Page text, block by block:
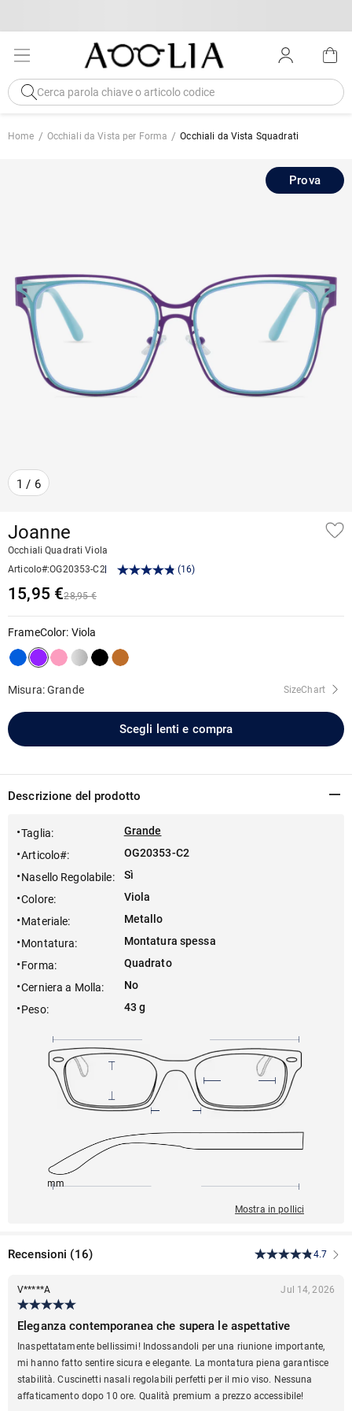
Home Occhiali da Vista per Forma Occhiali da Vista Squadrati
1 / 6
Prova
Joanne
Occhiali Quadrati Viola
Articolo#:OG20353-C2 (16)
15,95 €28,95 €
FrameColor: Viola
Misura: Grande SizeChart
Scegli lenti e compra
Descrizione del prodotto
Taglia:
Grande
Articolo#:
OG20353-C2
Nasello Regolabile:
Sì
Colore:
Viola
Materiale:
Metallo
Montatura:
Montatura spessa
Forma:
Quadrato
Cerniera a Molla:
No
Peso: 43 g
156mm
Mostra in pollici
Recensioni (16) 4.7
V*****A Jul 14, 2026
Eleganza contemporanea che supera le aspettative
Inaspettatamente bellissimi! Indossandoli per una riunione importante,
mi hanno fatto sentire sicura e elegante. La montatura piena garantisce
stabilità. Cuscinetti nasali regolabili perfetti per il mio viso. Nessuna
affaticamento dopo 10 ore. Qualità premium a prezzo accessibile!